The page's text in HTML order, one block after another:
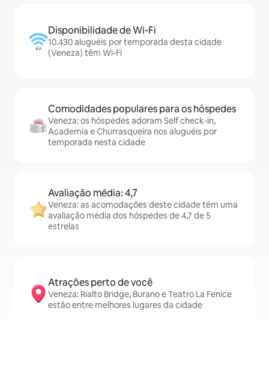
Disponibilidade de Wi-Fi
10.430 aluguéis por temporada desta cidade
(Veneza) têm Wi-Fi
Comodidades populares para os hóspedes
Veneza: os hóspedes adoram Self check-in,
Academia e Churrasqueira nos aluguéis por
temporada nesta cidade
Avaliação média: 4,7
Veneza: as acomodações deste cidade têm uma
avaliação média dos hóspedes de 4,7 de 5
estrelas
Atrações perto de você
Veneza: Rialto Bridge, Burano e Teatro La Fenice
estão entre melhores lugares da cidade